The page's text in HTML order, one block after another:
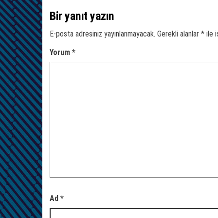
Bir yanıt yazın
E-posta adresiniz yayınlanmayacak. Gerekli alanlar * ile
Yorum *
Ad *